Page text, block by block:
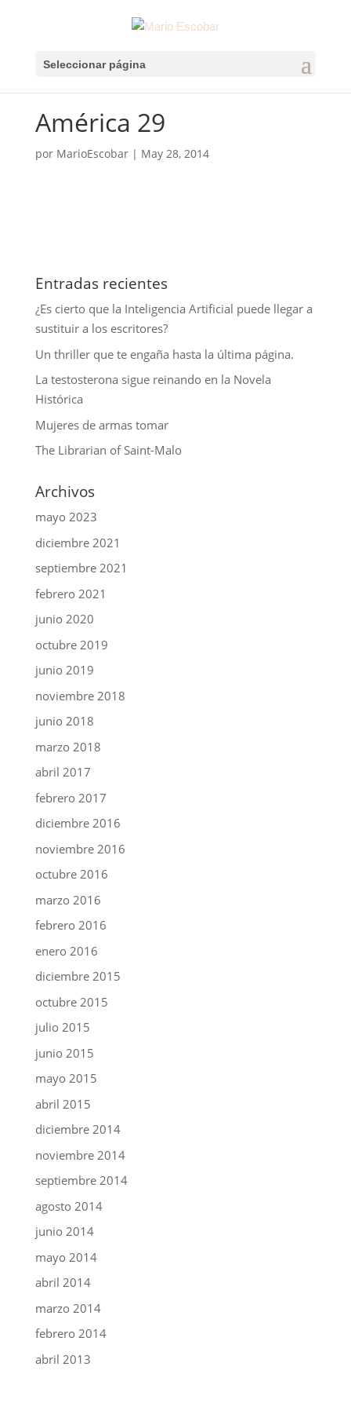
Seleccionar página
América 29
por MarioEscobar| May 28, 2014
Entradas recientes
¿Es cierto que la Inteligencia Artificial puede llegar a
sustituir a los escritores?
Un thriller que te engaña hasta la última página.
La testosterona sigue reinando en la Novela
Histórica
Mujeres de armas tomar
The Librarian of Saint-Malo
Archivos
mayo 2023
diciembre 2021
septiembre 2021
febrero 2021
junio 2020
octubre 2019
junio 2019
noviembre 2018
junio 2018
marzo 2018
abril 2017
febrero 2017
diciembre 2016
noviembre 2016
octubre 2016
marzo 2016
febrero 2016
enero 2016
diciembre 2015
octubre 2015
julio 2015
junio 2015
mayo 2015
abril 2015
diciembre 2014
noviembre 2014
septiembre 2014
agosto 2014
junio 2014
mayo 2014
abril 2014
marzo 2014
febrero 2014
abril 2013